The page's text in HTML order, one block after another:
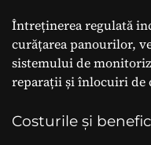
Întreținerea regulată
curățarea panourilor,
sistemului de
reparații și înlocuiri de
Costurile și